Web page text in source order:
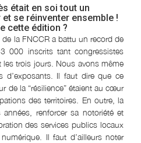
était en soi tout un
se réinventer ensemble !
cette édition ?
la FNCCR a battu un record de
000 inscrits tant congressistes
trois jours. Nous avons même
d’exposants. Il faut dire que ce
de la “résilience” étaient au cœur
des territoires. En outre, la
renforcer sa notoriété et
des services publics locaux
Il faut d’ailleurs noter